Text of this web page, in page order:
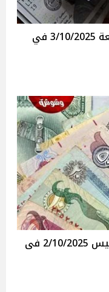
سعر الدولار الأمريكي اليوم الجمعة 3/10/2025 في
سعر الدرهم الإماراتي اليوم الخميس 2/10/2025 فى